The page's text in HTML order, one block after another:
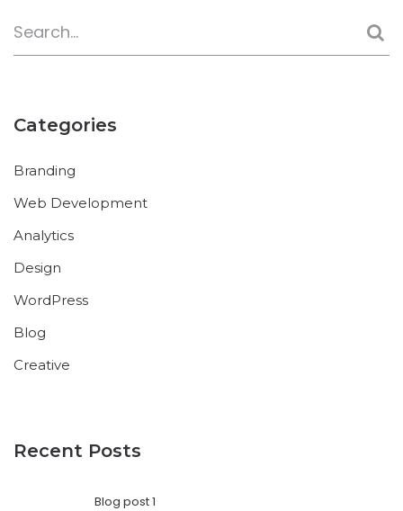
Categories
Branding
Web Development
Analytics
Design
WordPress
Blog
Creative
Recent Posts
Blog post 1